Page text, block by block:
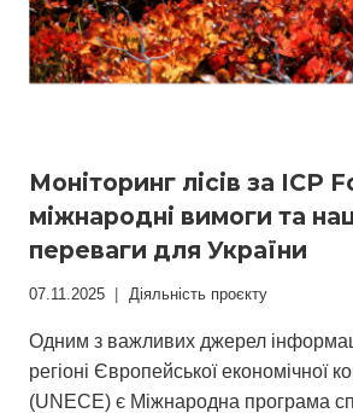
Моніторинг лісів за ICP
міжнародні вимоги та
переваги для України
07.11.2025 Діяльність проєкту
Одним з важливих джерел
регіоні Європейської економічної
(UNECE) є Міжнародна програма